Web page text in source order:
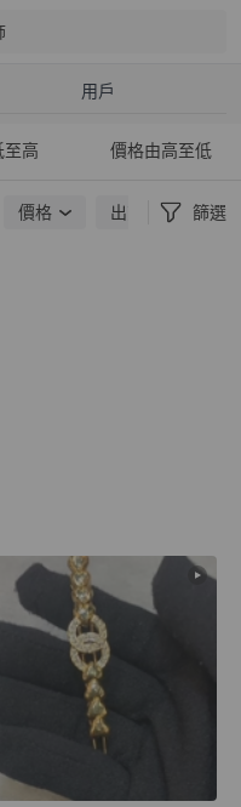
用戶
至高 價格由高至低
價格 出貨地點 篩選